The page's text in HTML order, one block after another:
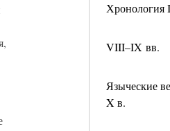
Хронология
VIII–IX вв.
Языческие
X в.